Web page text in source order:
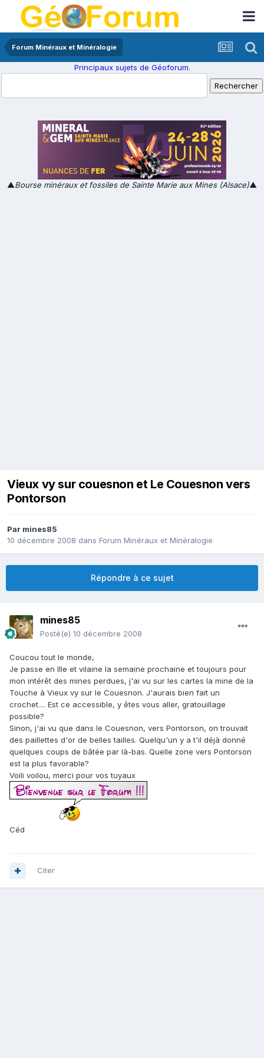
Forum Minéraux et Minéralogie
Principaux sujets de Géoforum.
▲Bourse minéraux et fossiles de Sainte Marie aux Mines (Alsace)▲
Vieux vy sur couesnon et Le Couesnon vers
Pontorson
Par mines85
10 décembre 2008 dans Forum Minéraux et Minéralogie
Répondre à ce sujet
mines85
Posté(e) 10 décembre 2008
Coucou tout le monde,
Je passe en Ille et vilaine la semaine prochaine et toujours pour
mon intérêt des mines perdues, j'ai vu sur les cartes la mine de la
Touche à Vieux vy sur le Couesnon. J'aurais bien fait un
crochet.... Est ce accessible, y êtes vous aller, gratouillage
possible?
Sinon, j'ai vu que dans le Couesnon, vers Pontorson, on trouvait
des paillettes d'or de belles tailles. Quelqu'un y a t'il déjà donné
quelques coups de bâtée par là-bas. Quelle zone vers Pontorson
est la plus favorable?
Voili voilou, merci pour vos tuyaux
Céd
Citer